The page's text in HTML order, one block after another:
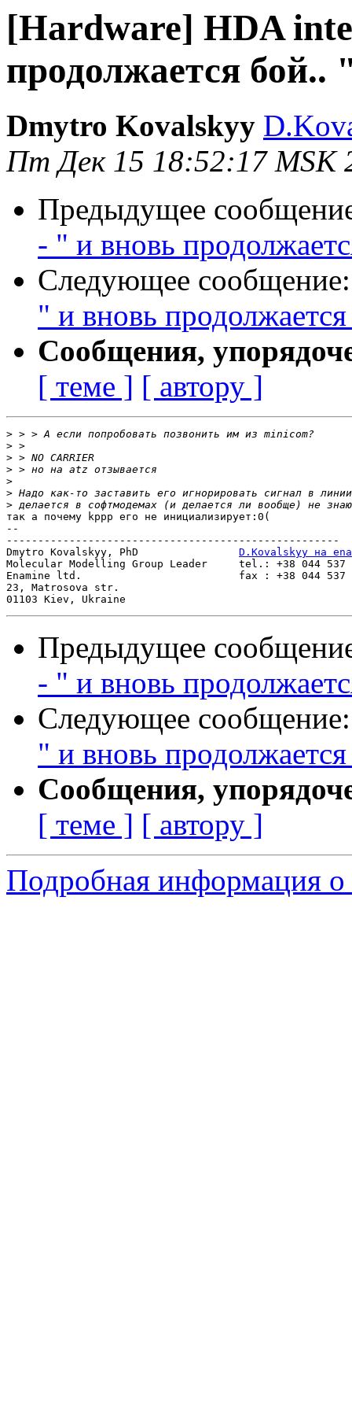
[Hardware] HDA
продолжается бой..
Dmytro Kovalskyy
Пт Дек 15 18:52:17 MSK
Предыдущее
- " и вновь
Следующее
" и вновь
Сообщения,
[ теме ] [ автору ]
>
>
>
>
>
>
>
так а почему kppp его не инициализирует:0(
--
-----------------------------------------------------
Dmytro Kovalskyy, PhD D.Kovalskyy на
Molecular Modelling Group Leader     tel.: +38 044 537
Enamine ltd.                         fax : +38 044 537
23, Matrosova str.
Предыдущее
- " и вновь
Следующее
" и вновь
Сообщения,
[ теме ] [ автору ]
Подробная информация о